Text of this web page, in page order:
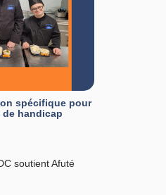
spécifique pour
de handicap
soutient Afuté